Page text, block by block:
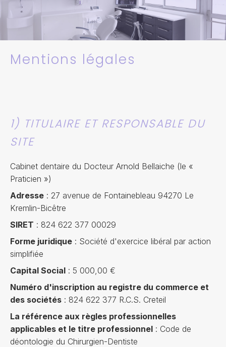
Mentions légales
1) TITULAIRE ET RESPONSABLE DU
SITE
Cabinet dentaire du Docteur Arnold Bellaiche (le «
Praticien »)
Adresse : 27 avenue de Fontainebleau 94270 Le
Kremlin-Bicêtre
SIRET : 824 622 377 00029
Forme juridique : Société d'exercice libéral par action
simplifiée
Capital Social : 5 000,00 €
Numéro d'inscription au registre du commerce et
des sociétés : 824 622 377 R.C.S. Creteil
La référence aux règles professionnelles
applicables et le titre professionnel : Code de
déontologie du Chirurgien-Dentiste